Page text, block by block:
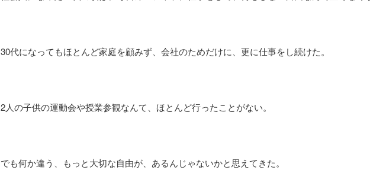
30代になってもほとんど家庭を顧みず、会社のためだけに、更に仕事をし続けた。
2人の子供の運動会や授業参観なんて、ほとんど行ったことがない。
でも何か違う、もっと大切な自由が、あるんじゃないかと思えてきた。